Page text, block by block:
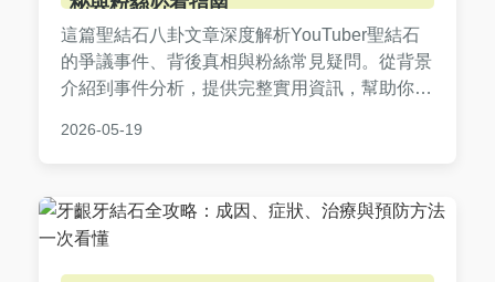
這篇聖結石八卦文章深度解析YouTuber聖結石
的爭議事件、背後真相與粉絲常見疑問。從背景
介紹到事件分析，提供完整實用資訊，幫助你全
線、問答與個人觀點，滿足所有搜索需求。
2026-05-19